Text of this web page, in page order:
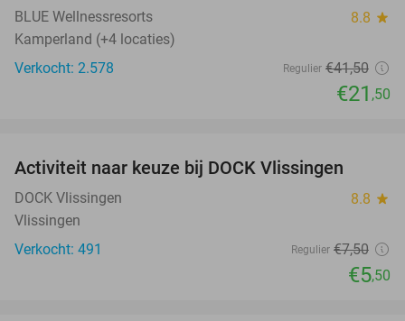
BLUE Wellnessresorts 8.8 star
Kamperland (+4 locaties)
Verkocht: 2.578
Regulier €41,50
€21 ,50
Activiteit naar keuze bij DOCK Vlissingen
DOCK Vlissingen 8.8 star
Vlissingen
Verkocht: 491
Regulier €7,50
€5,50